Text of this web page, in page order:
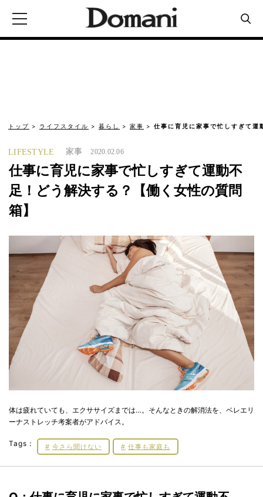
トップ ライフスタイル 暮らし 家事 仕事に育児に家事で忙しすぎて
LIFESTYLE 家事 2020.02.06
仕事に育児に家事で忙しすぎて運動不
足！どう解決する？【働く女性の質問
箱】
体は疲れていても、エクササイズまでは…。そんなときの解消法を、ベレエリ
ーナストレッチ考案者がアドバイス。
Tags： 今さら聞けない 仕事も家庭も